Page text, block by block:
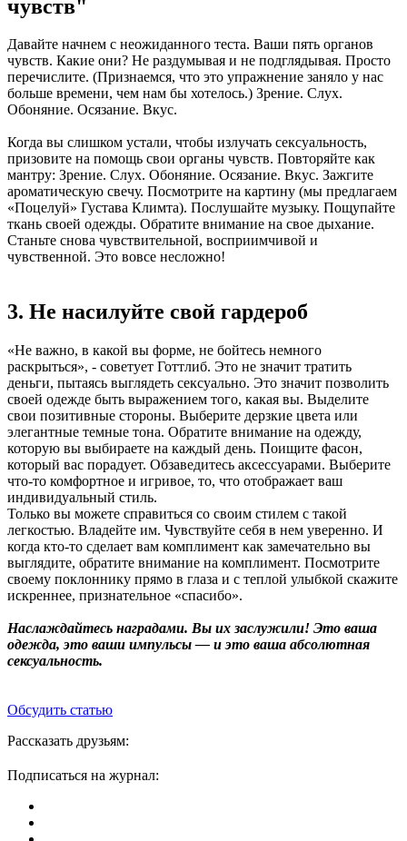
чувств"
Давайте начнем с неожиданного теста. Ваши пять органов
чувств. Какие они? Не раздумывая и не подглядывая. Просто
перечислите. (Признаемся, что это упражнение заняло у нас
больше времени, чем нам бы хотелось.) Зрение. Слух.
Обоняние. Осязание. Вкус.
Когда вы слишком устали, чтобы излучать сексуальность,
призовите на помощь свои органы чувств. Повторяйте как
мантру: Зрение. Слух. Обоняние. Осязание. Вкус. Зажгите
ароматическую свечу. Посмотрите на картину (мы предлагаем
«Поцелуй» Густава Климта). Послушайте музыку. Пощупайте
ткань своей одежды. Обратите внимание на свое дыхание.
Станьте снова чувствительной, восприимчивой и
чувственной. Это вовсе несложно!
3. Не насилуйте свой гардероб
«Не важно, в какой вы форме, не бойтесь немного
раскрыться», - советует Готтлиб. Это не значит тратить
деньги, пытаясь выглядеть сексуально. Это значит позволить
своей одежде быть выражением того, какая вы. Выделите
свои позитивные стороны. Выберите дерзкие цвета или
элегантные темные тона. Обратите внимание на одежду,
которую вы выбираете на каждый день. Поищите фасон,
который вас порадует. Обзаведитесь аксессуарами. Выберите
что-то комфортное и игривое, то, что отображает ваш
индивидуальный стиль.
Только вы можете справиться со своим стилем с такой
легкостью. Владейте им. Чувствуйте себя в нем уверенно. И
когда кто-то сделает вам комплимент как замечательно вы
выглядите, обратите внимание на комплимент. Посмотрите
своему поклоннику прямо в глаза и с теплой улыбкой скажите
искреннее, признательное «спасибо».
Наслаждайтесь наградами. Вы их заслужили! Это ваша
одежда, это ваши импульсы — и это ваша абсолютная
сексуальность.
Обсудить статью
Рассказать друзьям:
Подписаться на журнал: